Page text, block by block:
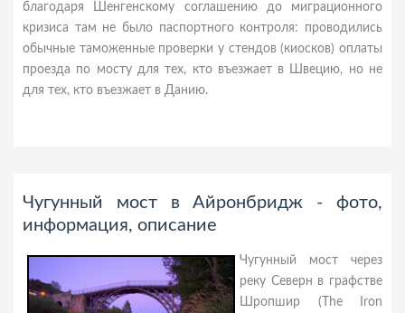
благодаря Шенгенскому соглашению до миграционного
кризиса там не было паспортного контроля: проводились
обычные таможенные проверки у стендов (киосков) оплаты
проезда по мосту для тех, кто въезжает в Швецию, но не
для тех, кто въезжает в Данию.
Чугунный мост в Айронбридж - фото,
информация, описание
Чугунный мост через
реку Северн в графстве
Шропшир (The Iron